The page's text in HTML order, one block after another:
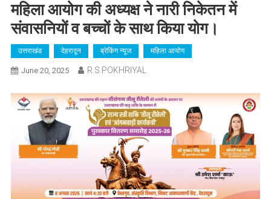
महिला आयोग की अध्यक्ष ने नारी निकेतन में
संवासनियों व बच्चों के साथ किया योग।
उत्तराखंड देहरादून ब्रेकिंग न्यूज महिला आयोग
June 20, 2025 R.S.POKHRIYAL